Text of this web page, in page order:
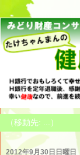
2012年9月30日日曜日